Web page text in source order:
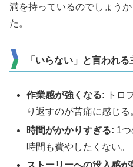
満を持っているのでしょう
た。
「いらない」と言われる
作業感が強くなる: トロ
り返すのが苦痛に感じる
時間がかかりすぎる: 1
時間も費やしたくない。
ストーリーへの没入感が